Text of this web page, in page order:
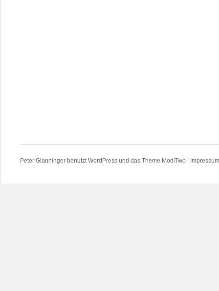
Peter Glanninger benutztWordPress und das Theme ModiTwo Impressum